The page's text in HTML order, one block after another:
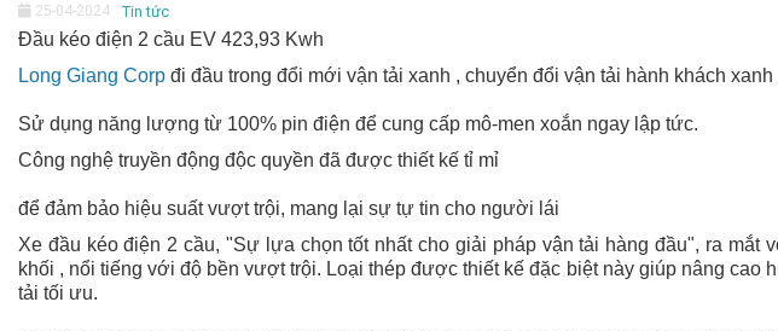
25-04-2024 Tin tức
Đầu kéo điện 2 cầu EV 423,93 Kwh
Long Giang Corp đi đầu trong đổi mới vận tải xanh , chuyển đổi vận tải hành khách
Sử dụng năng lượng từ 100% pin điện để cung cấp mô-men xoắn ngay lập tức.
Công nghệ truyền động độc quyền đã được thiết kế tỉ mỉ
để đảm bảo hiệu suất vượt trội, mang lại sự tự tin cho người lái
Xe đầu kéo điện 2 cầu, "Sự lựa chọn tốt nhất cho giải pháp vận tải hàng đầu", ra mắt
khối , nổi tiếng với độ bền vượt trội. Loại thép được thiết kế đặc biệt này giúp nâng cao
tải tối ưu.